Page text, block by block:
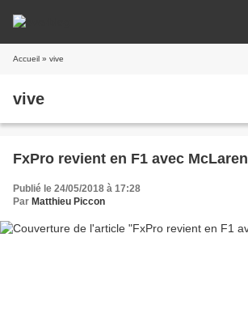
Accueil » vive
vive
FxPro revient en F1 avec McLaren
Publié le 24/05/2018 à 17:28
Par Matthieu Piccon